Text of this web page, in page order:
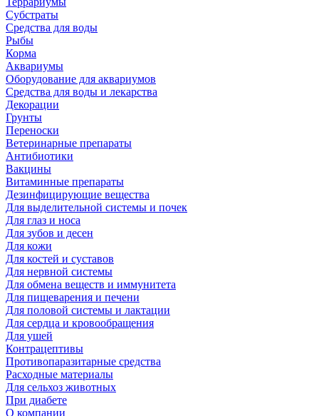
Субстраты
Средства для воды
Рыбы
Корма
Аквариумы
Оборудование для аквариумов
Средства для воды и лекарства
Декорации
Грунты
Переноски
Ветеринарные препараты
Антибиотики
Вакцины
Витаминные препараты
Дезинфицирующие вещества
Для выделительной системы и почек
Для глаз и носа
Для зубов и десен
Для кожи
Для костей и суставов
Для нервной системы
Для обмена веществ и иммунитета
Для пищеварения и печени
Для половой системы и лактации
Для сердца и кровообращения
Для ушей
Контрацептивы
Противопаразитарные средства
Расходные материалы
Для сельхоз животных
При диабете
О компании